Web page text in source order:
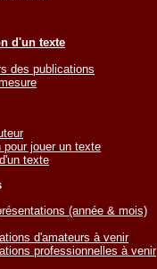
d'un texte
des publications
pour jouer un texte
texte
(année & mois)
d'amateurs à venir
professionnelles à venir